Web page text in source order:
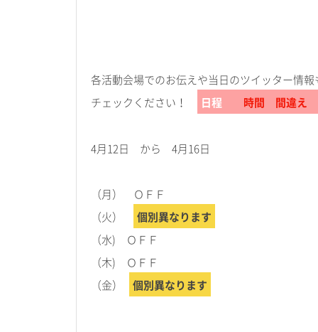
各活動会場でのお伝えや当日のツイッター情報
チェックください！
日程 時間 間違え
4月12日 から 4月16日
（月） ＯＦＦ
（火）
個別異なります
（水) ＯＦＦ
（木) ＯＦＦ
（金）
個別異なります